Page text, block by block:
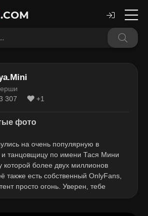
.COM
307
+1
фото
на очень популярную в
танцовщицу по имени Тася Мини
которой более двух миллионов
также есть собственный OnlyFans,
просто огонь. Уверен, тебе